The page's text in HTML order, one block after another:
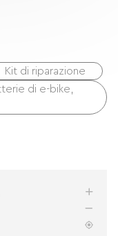
Kit di riparazione
di e-bike,